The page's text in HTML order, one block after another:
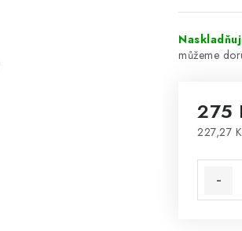
275
227,27